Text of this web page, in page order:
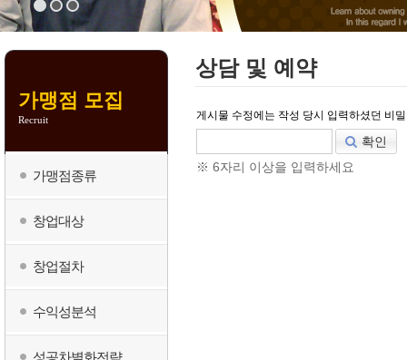
자주하는질문
상담 및 예약
가맹점 모집
Recruit
가맹점종류
창업대상
창업절차
수익성분석
상담 및 예약
게시물 수정에는 작성 당시 입력하셨던 비
확인
※ 6자리 이상을 입력하세요